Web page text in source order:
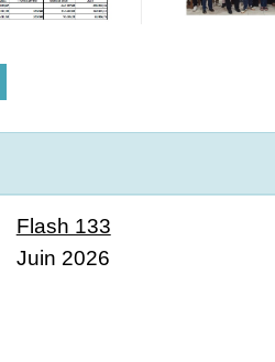
Flash 133
Juin 2026